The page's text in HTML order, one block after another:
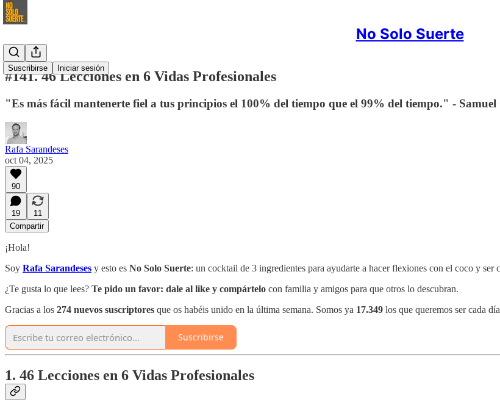
No Solo Suerte
Suscribirse Iniciar sesión
#141. 46 Lecciones en 6 Vidas Profesionales
"Es más fácil mantenerte fiel a tus principios el 100% del tiempo que el 99% del tiempo." - Samuel
Rafa Sarandeses
oct 04, 2025
90
19
11
Compartir
¡Hola!
Soy Rafa Sarandeses y esto es No Solo Suerte: un cocktail de 3 ingredientes para ayudarte a hacer flexiones con el coco y ser
¿Te gusta lo que lees? Te pido un favor: dale al like y compártelo con familia y amigos para que otros lo descubran.
Gracias a los 274 nuevos suscriptores que os habéis unido en la última semana. Somos ya 17.349 los que queremos ser cada
Suscribirse
1. 46 Lecciones en 6 Vidas Profesionales